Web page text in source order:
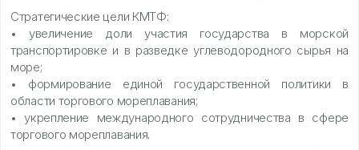
Стратегические цели КМТФ:
• увеличение доли участия государства в морской
транспортировке и в разведке углеводородного сырья на
море;
• формирование единой государственной политики в
области торгового мореплавания;
• укрепление международного сотрудничества в сфере
торгового мореплавания.